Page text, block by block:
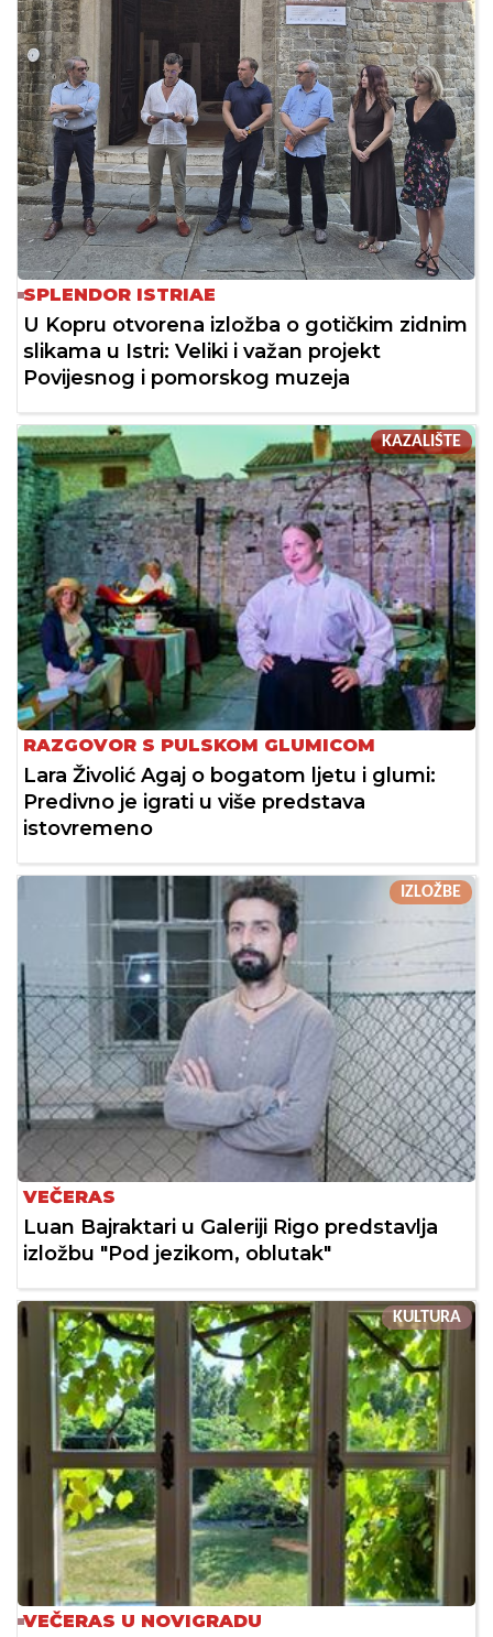
SPLENDOR ISTRIAE
U Kopru otvorena izložba o gotičkim zidnim
slikama u Istri: Veliki i važan projekt
Povijesnog i pomorskog muzeja
KAZALIŠTE
RAZGOVOR S PULSKOM GLUMICOM
Lara Živolić Agaj o bogatom ljetu i glumi:
Predivno je igrati u više predstava
istovremeno
IZLOŽBE
VEČERAS
Luan Bajraktari u Galeriji Rigo predstavlja
izložbu "Pod jezikom, oblutak"
KULTURA
VEČERAS U NOVIGRADU